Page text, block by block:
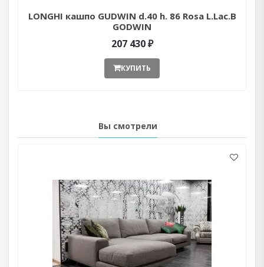
LONGHI кашпо GUDWIN d.40 h. 86 Rosa L.Lac.B
GODWIN
207 430 ₽
КУПИТЬ
Вы смотрели